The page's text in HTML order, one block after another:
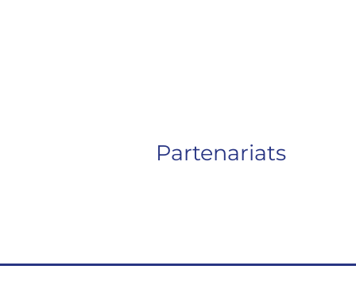
Partenariats